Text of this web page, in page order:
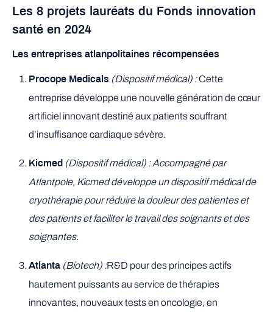
Les 8 projets lauréats du Fonds innovation
santé en 2024
Les entreprises atlanpolitaines récompensées
Procope Medicals (Dispositif médical) :Cette
entreprise développe une nouvelle génération de cœur
artificiel innovant destiné aux patients souffrant
d’insuffisance cardiaque sévère.
Kicmed (Dispositif médical) : Accompagné par
Atlantpole, Kicmed développe un dispositif médical de
cryothérapie pour réduire la douleur des patientes et
des patients et faciliter le travail des soignants et des
soignantes.
Atlanta (Biotech) :R&D pour des principes actifs
hautement puissants au service de thérapies
innovantes, nouveaux tests en oncologie, en